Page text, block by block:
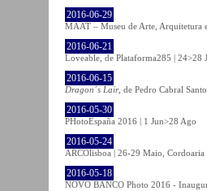
2016-06-29
MAAT – Museu de Arte, Arquitetura
2016-06-21
Loveable, de Plataforma285 | 24>28
2016-06-15
Dragon´s Lair, de Pedro Cabral
2016-05-30
PHotoEspaña 2016 | 1 Jun>28 Ago
2016-05-24
ARCOlisboa | 26-29 Maio, Cordoaria
2016-05-18
NOVO BANCO Photo 2016 -